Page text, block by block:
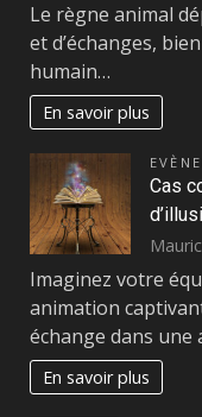
Le règne animal
et d’échanges,
humain…
En savoir plus
Cas
Imaginez votre
animation
échange dans une
En savoir plus